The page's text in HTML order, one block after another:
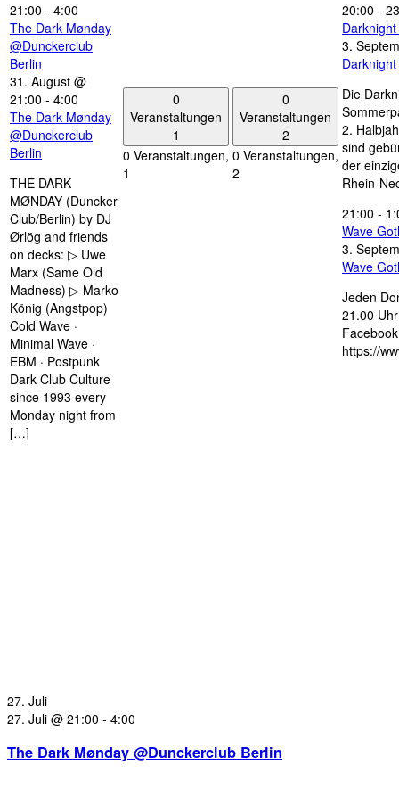
21:00 - 4:00
The Dark Mønday
@Dunckerclub
Berlin
31. August @
21:00 - 4:00
The Dark Mønday
@Dunckerclub
Berlin
THE DARK
MØNDAY (Duncker
Club/Berlin) by DJ
Ørlög and friends
on decks: ▷ Uwe
Marx (Same Old
Madness) ▷ Marko
König (Angstpop)
Cold Wave ·
Minimal Wave ·
EBM · Postpunk
Dark Club Culture
since 1993 every
Monday night from
[…]
0
Veranstaltungen
1
0 Veranstaltungen,
1
0
Veranstaltungen
2
0 Veranstaltungen,
2
20:00 -
3.
Die
2.
sind
der
Rhein-
21:00 -
Wave
3.
Wave
Jeden
21.00
https://
27. Juli
27. Juli @ 21:00 - 4:00
The Dark Mønday @Dunckerclub Berlin